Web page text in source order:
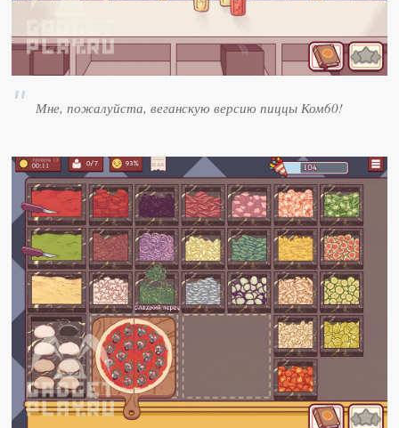
Мне, пожалуйста, веганскую версию пиццы Ком60!